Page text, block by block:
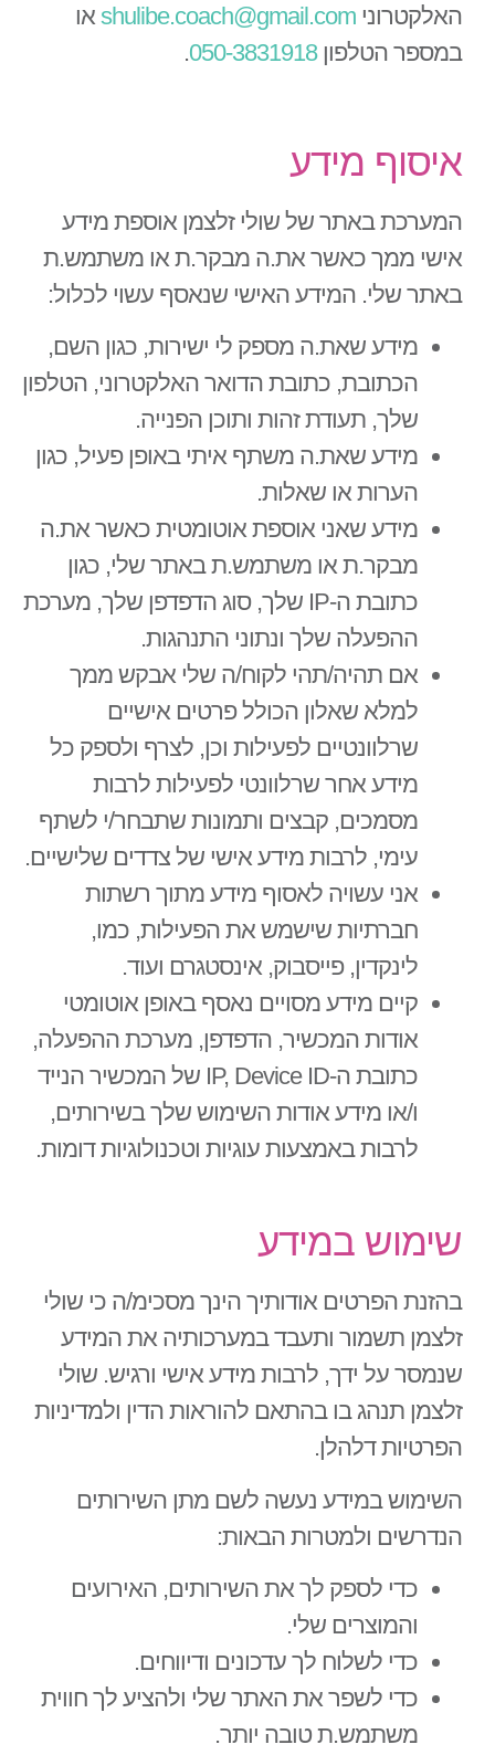
האלקטרוני shulibe.coach@gmail.comאו
במספר הטלפון 050-3831918
.
איסוף מידע
המערכת באתר של שולי זלצמן אוספת מידע
אישי ממך כאשר את.ה מבקר.ת או משתמש.ת
באתר שלי. המידע האישי שנאסף עשוי לכלול:
מידע שאת.ה מספק לי ישירות, כגון השם,
הכתובת, כתובת הדואר האלקטרוני, הטלפון
שלך, תעודת זהות ותוכן הפנייה.
מידע שאת.ה משתף איתי באופן פעיל, כגון
הערות או שאלות.
מידע שאני אוספת אוטומטית כאשר את.ה
מבקר.ת או משתמש.ת באתר שלי, כגון
כתובת ה-IP שלך, סוג הדפדפן שלך, מערכת
ההפעלה שלך ונתוני התנהגות.
אם תהיה/תהי לקוח/ה שלי אבקש ממך
למלא שאלון הכולל פרטים אישיים
שרלוונטיים לפעילות וכן, לצרף ולספק כל
מידע אחר שרלוונטי לפעילות לרבות
מסמכים, קבצים ותמונות שתבחר/י לשתף
עימי, לרבות מידע אישי של צדדים שלישיים.
אני עשויה לאסוף מידע מתוך רשתות
חברתיות שישמש את הפעילות, כמו,
לינקדין, פייסבוק, אינסטגרם ועוד.
קיים מידע מסויים נאסף באופן אוטומטי
אודות המכשיר, הדפדפן, מערכת ההפעלה,
כתובת ה-IP, Device ID של המכשיר הנייד
ו/או מידע אודות השימוש שלך בשירותים,
לרבות באמצעות עוגיות וטכנולוגיות דומות.
שימוש במידע
בהזנת הפרטים אודותיך הינך מסכימ/ה כי שולי
זלצמן תשמור ותעבד במערכותיה את המידע
שנמסר על ידך, לרבות מידע אישי ורגיש. שולי
זלצמן תנהג בו בהתאם להוראות הדין ולמדיניות
הפרטיות דלהלן.
השימוש במידע נעשה לשם מתן השירותים
הנדרשים ולמטרות הבאות:
כדי לספק לך את השירותים, האירועים
והמוצרים שלי.
כדי לשלוח לך עדכונים ודיווחים.
כדי לשפר את האתר שלי ולהציע לך חווית
משתמש.ת טובה יותר.